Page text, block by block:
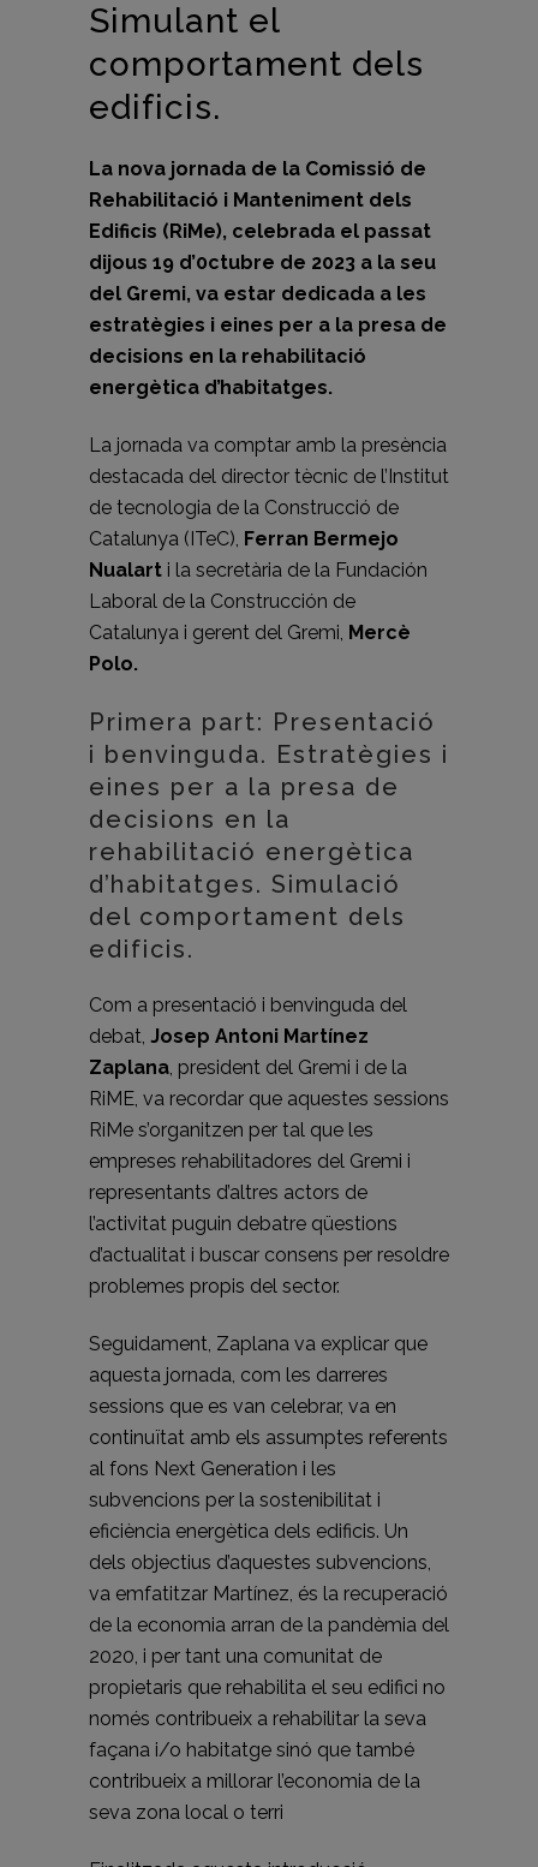
Simulant el
comportament dels
edificis.
La nova jornada de la Comissió de
Rehabilitació i Manteniment dels
Edificis (RiMe), celebrada el passat
dijous 19 d’0ctubre de 2023 a la seu
del Gremi, va estar dedicada a les
estratègies i eines per a la presa de
decisions en la rehabilitació
energètica d’habitatges.
La jornada va comptar amb la presència
destacada del director tècnic de l’Institut
de tecnologia de la Construcció de
Catalunya (ITeC), Ferran Bermejo
Nualart i la secretària de la Fundación
Laboral de la Construcción de
Catalunya i gerent del Gremi, Mercè
Polo.
Primera part: Presentació
i benvinguda. Estratègies i
eines per a la presa de
decisions en la
rehabilitació energètica
d’habitatges. Simulació
del comportament dels
edificis.
Com a presentació i benvinguda del
debat, Josep Antoni Martínez
Zaplana, president del Gremi i de la
RiME, va recordar que aquestes sessions
RiMe s’organitzen per tal que les
empreses rehabilitadores del Gremi i
representants d’altres actors de
l’activitat puguin debatre qüestions
d’actualitat i buscar consens per resoldre
problemes propis del sector.
Seguidament, Zaplana va explicar que
aquesta jornada, com les darreres
sessions que es van celebrar, va en
continuïtat amb els assumptes referents
al fons Next Generation i les
subvencions per la sostenibilitat i
eficiència energètica dels edificis. Un
dels objectius d’aquestes subvencions,
va emfatitzar Martínez, és la recuperació
de la economia arran de la pandèmia del
2020, i per tant una comunitat de
propietaris que rehabilita el seu edifici no
només contribueix a rehabilitar la seva
façana i/o habitatge sinó que també
contribueix a millorar l’economia de la
seva zona local o terri